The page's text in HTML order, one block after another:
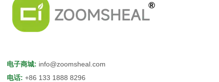
电子商城: info@zoomsheal.com
电话: +86 133 1888 8296